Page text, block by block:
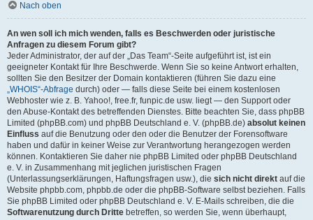
Nach oben
An wen soll ich mich wenden, falls es Beschwerden oder juristische
Anfragen zu diesem Forum gibt?
Jeder Administrator, der auf der „Das Team“-Seite aufgeführt ist, ist ein
geeigneter Kontakt für Ihre Beschwerde. Wenn Sie so keine Antwort erhalten,
sollten Sie den Besitzer der Domain kontaktieren (führen Sie dazu eine
„WHOIS“-Abfrage durch) oder — falls diese Seite bei einem kostenlosen
Webhoster wie z. B. Yahoo!, free.fr, funpic.de usw. liegt — den Support oder
den Abuse-Kontakt des betreffenden Dienstes. Bitte beachten Sie, dass phpBB
Limited (phpBB.com) und phpBB Deutschland e. V. (phpBB.de) absolut keinen
Einfluss auf die Benutzung oder den oder die Benutzer der Forensoftware
haben und dafür in keiner Weise zur Verantwortung herangezogen werden
können. Kontaktieren Sie daher nie phpBB Limited oder phpBB Deutschland
e. V. in Zusammenhang mit jeglichen juristischen Fragen
(Unterlassungserklärungen, Haftungsfragen usw.), die sich nicht direkt auf die
Website phpbb.com, phpbb.de oder die phpBB-Software selbst beziehen. Falls
Sie phpBB Limited oder phpBB Deutschland e. V. E-Mails schreiben, die die
Softwarenutzung durch Dritte betreffen, so werden Sie, wenn überhaupt,